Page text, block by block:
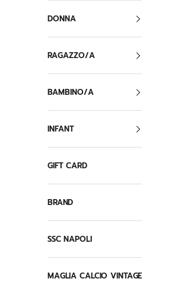
DONNA
RAGAZZO/A
BAMBINO/A
INFANT
GIFT CARD
BRAND
SSC NAPOLI
MAGLIA CALCIO VINTAGE